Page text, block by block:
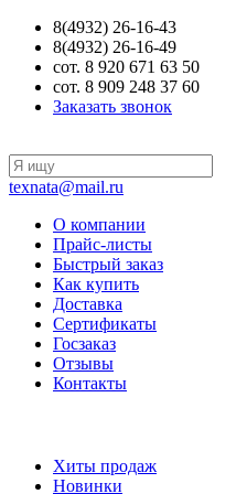
8(4932) 26-16-43
8(4932) 26-16-49
сот. 8 920 671 63 50
сот. 8 909 248 37 60
Заказать звонок
texnata@mail.ru
О компании
Прайс-листы
Быстрый заказ
Как купить
Доставка
Сертификаты
Госзаказ
Отзывы
Контакты
Хиты продаж
Новинки